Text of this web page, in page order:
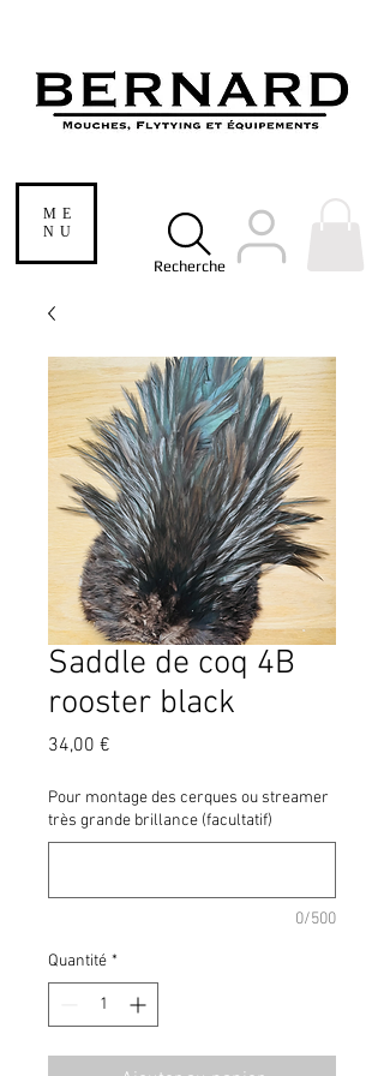
ME
NU
Recherche
Saddle de coq 4B
rooster black
34,00 €
Pour montage des cerques ou streamer
très grande brillance (facultatif)
0/500
Quantité *